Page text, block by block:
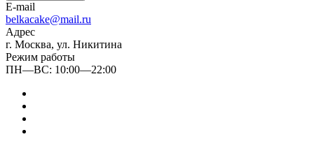
E-mail
belkacake@mail.ru
Адрес
г. Москва, ул. Никитина
Режим работы
ПН—ВС: 10:00—22:00